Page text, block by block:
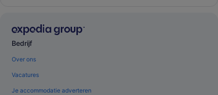
Bedrijf
Over ons
Vacatures
Je accommodatie adverteren